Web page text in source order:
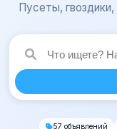
Пусеты,
57 объявлений